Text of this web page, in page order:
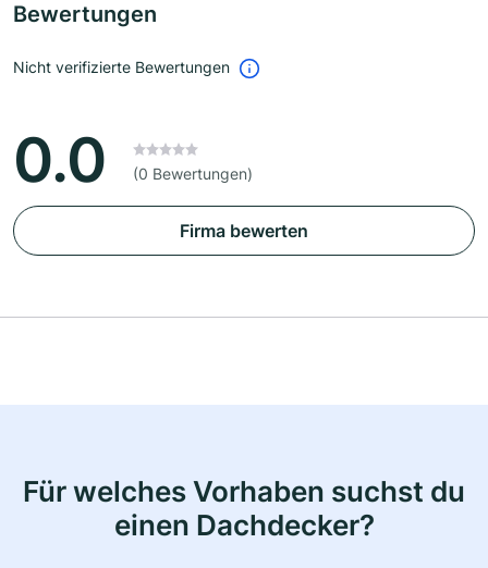
Bewertungen
Nicht verifizierte Bewertungen
0.0 (0 Bewertungen)
Firma bewerten
Für welches Vorhaben suchst du
einen Dachdecker?